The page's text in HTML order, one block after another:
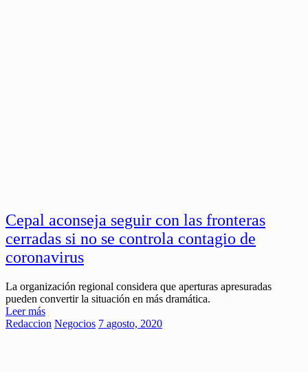
Cepal aconseja seguir con las fronteras
cerradas si no se controla contagio de
coronavirus
La organización regional considera que aperturas apresuradas
pueden convertir la situación en más dramática.
Leer más
Redaccion Negocios 7 agosto, 2020